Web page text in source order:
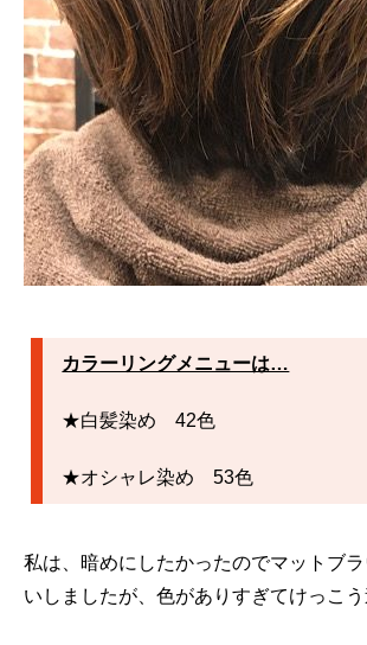
カラーリングメニューは…
★白髪染め 42色
★オシャレ染め 53色
私は、暗めにしたかったのでマットブ
いしましたが、色がありすぎてけっこう